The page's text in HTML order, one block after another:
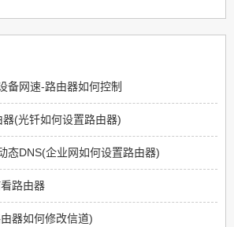
备网速-路由器如何控制
(光钎如何设置路由器)
态DNS(企业网如何设置路由器)
路由器
器如何修改信道)